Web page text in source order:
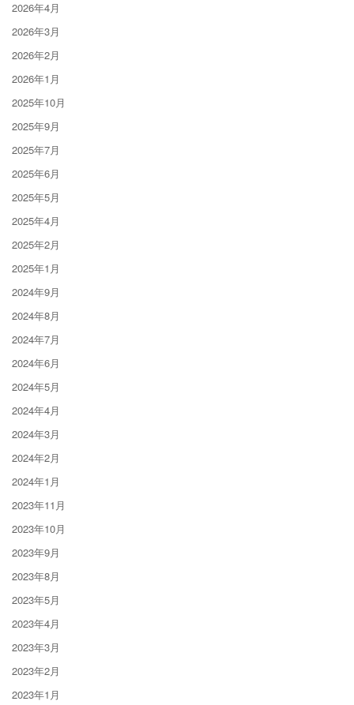
2026年4月
2026年3月
2026年2月
2026年1月
2025年10月
2025年9月
2025年7月
2025年6月
2025年5月
2025年4月
2025年2月
2025年1月
2024年9月
2024年8月
2024年7月
2024年6月
2024年5月
2024年4月
2024年3月
2024年2月
2024年1月
2023年11月
2023年10月
2023年9月
2023年8月
2023年5月
2023年4月
2023年3月
2023年2月
2023年1月